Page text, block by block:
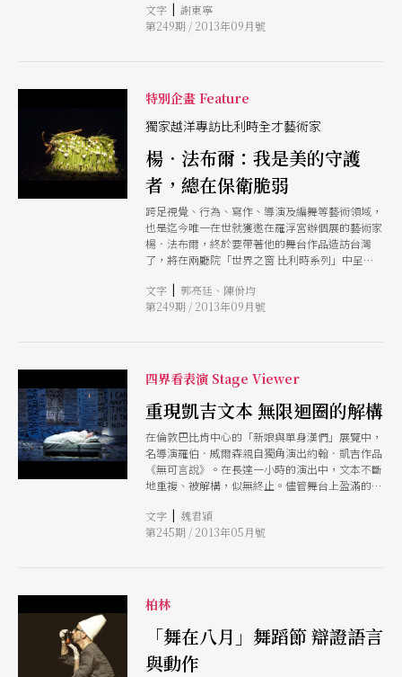
已能一窺多元精采。 本期特別企畫，我們從歷
史、地理、生活、建築、視覺藝術、時尚、文學、
讓讀者快速掌握，比利時入門的不可不知。
作了近五十個作品，並且這些作品也很難定義到底
是戲劇？舞蹈？還是行動藝術？
文字 | 謝東寧
第249期 / 2013年09月號
特別企畫 Feature
獨家越洋專訪比利時全才藝術家
楊．法布爾：我是美的守護
者，總在保衛脆弱
跨足視覺、行為、寫作、導演及編舞等藝術領域，
也是迄今唯一在世就獲邀在羅浮宮辦個展的藝術家
楊．法布爾，終於要帶著他的舞台作品造訪台灣
了，將在兩廳院「世界之窗 比利時系列」中呈現
讓我活下去》Drugs kept me alive，讓我們看見滿
腦子創意的他，對死亡與美的思考。本刊特地越洋
文字 | 郭亮廷、陳佾均
第249期 / 2013年09月號
四界看表演 Stage Viewer
重現凱吉文本 無限迴圈的解構
在倫敦巴比肯中心的「新娘與單身漢們」展覽中，
名導演羅伯．威爾森親自獨角演出約翰．凱吉作品
《無可言說》。在長達一小時的演出中，文本不斷
地重複、被解構，似無終止。儘管舞台上盈滿的文
白的臉及服裝，讓觀眾更能專注地聆聽他所說的台
詞。
文字 | 魏君穎
第245期 / 2013年05月號
柏林
「舞在八月」舞蹈節 辯證語言
與動作